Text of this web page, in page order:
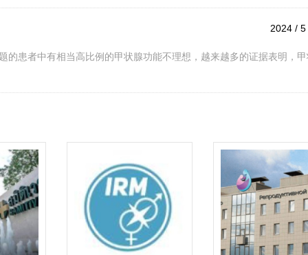
2024 /
的患者中有相当高比例的甲状腺功能不理想，越来越多的证据表明，